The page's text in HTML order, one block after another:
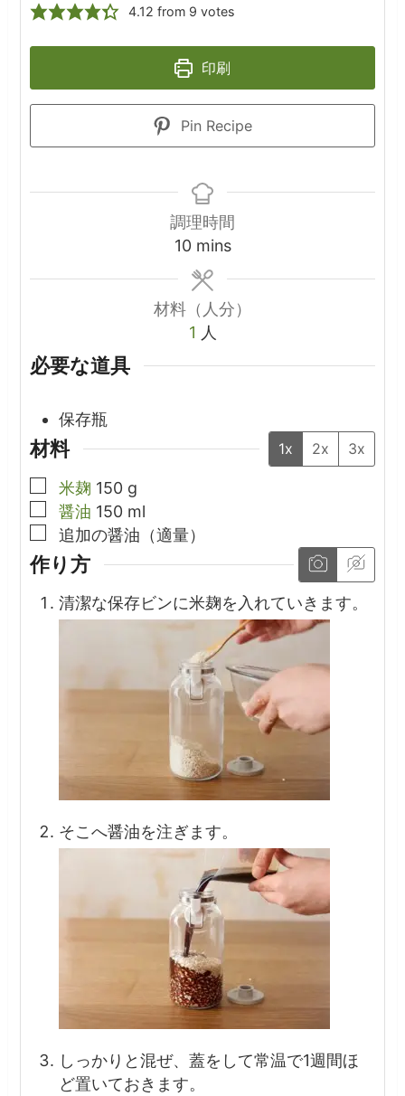
4.12 from 9 votes
印刷
Pin Recipe
調理時間
10minutes
mins
材料（人分）
1 人
必要な道具
保存瓶
材料 1x 2x 3x
▢
米麹 150 g
▢
醤油 150 ml
▢
追加の醤油（適量）
作り方
清潔な保存ビンに米麹を入れていきます。
そこへ醤油を注ぎます。
しっかりと混ぜ、蓋をして常温で1週間ほ
ど置いておきます。